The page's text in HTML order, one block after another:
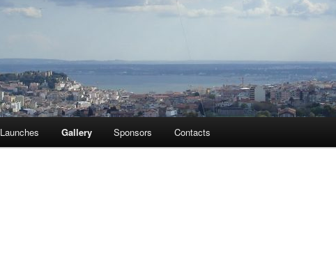
Launches Gallery Sponsors Contacts